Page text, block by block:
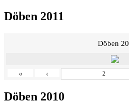
Döben 2011
Döben
« ‹
Döben 2010